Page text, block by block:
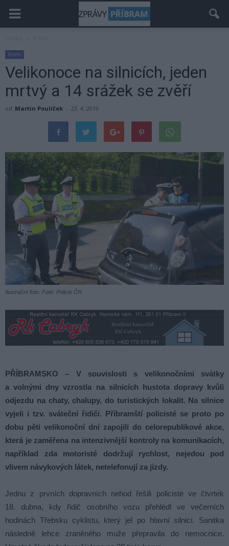
Krimi
Velikonoce na silnicích, jeden
mrtvý a 14 srážek se zvěří
od Martin Poulíček - 23. 4. 2019
Ilustrační foto. Foto: Policie ČR
PŘÍBRAMSKO – V souvislosti s velikonočními svátky
a volnými dny vzrostla na silnicích hustota dopravy kvůli
odjezdu na chaty, chalupy, do turistických lokalit. Na silnice
vyjeli i tzv. sváteční řidiči. Příbramští policisté se proto po
dobu pěti velikonoční dní zapojili do celorepublikové akce,
která je zaměřena na intenzivnější kontroly na komunikacích,
například zda motoristé dodržují rychlost, nejedou pod
vlivem návykových látek, netelefonují za jízdy.
Jednu z prvních dopravních nehod řešili policisté ve čtvrtek
18. dubna, kdy řidič osobního vozu přehlédl ve večerních
hodinách Třebsku cyklistu, který jel po hlavní silnici. Sanitka
následně lehce zraněného muže přepravila do nemocnice.